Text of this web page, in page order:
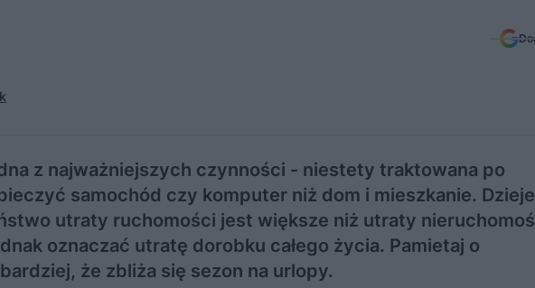
z najważniejszych czynności - niestety traktowana po
samochód czy komputer niż dom i mieszkanie.
utraty ruchomości jest większe niż utraty
oznaczać utratę dorobku całego życia. Pamietaj o
że zbliża się sezon na urlopy.